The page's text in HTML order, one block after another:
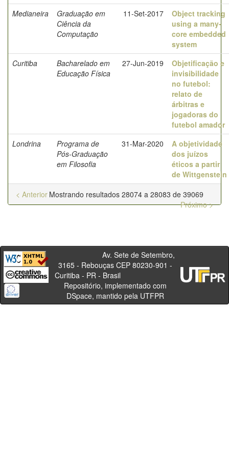
Medianeira
Graduação em
Ciência da
Computação
11-Set-2017
Object tracking
using a many-
core embedded
system
Curitiba
Bacharelado em
Educação Física
27-Jun-2019
Objetificação e
invisibilidade
no futebol:
relato de
árbitras e
jogadoras do
futebol amador
Londrina
Programa de
Pós-Graduação
em Filosofia
31-Mar-2020
A objetividade
dos juízos
éticos a partir
de Wittgenstein
Mostrando resultados 28074 a 28083 de 39069
< Anterior
Próximo >
Av. Sete de Setembro,
3165 - Rebouças CEP 80230-901 -
Curitiba - PR - Brasil
Repositório, implementado com
DSpace, mantido pela UTFPR